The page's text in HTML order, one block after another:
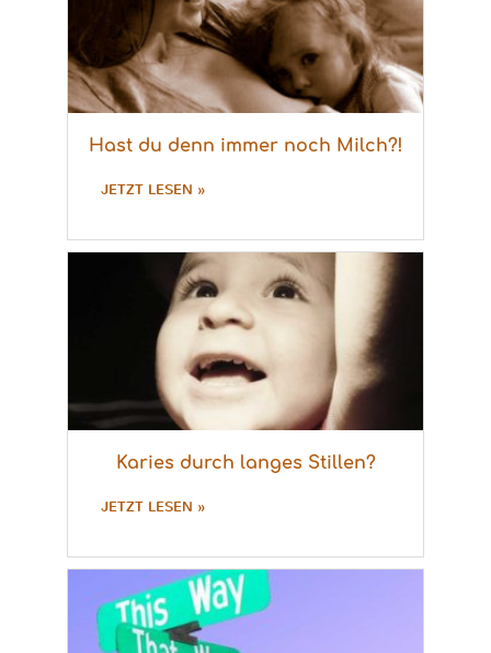
Hast du denn immer noch Milch?!
JETZT LESEN »
Karies durch langes Stillen?
JETZT LESEN »